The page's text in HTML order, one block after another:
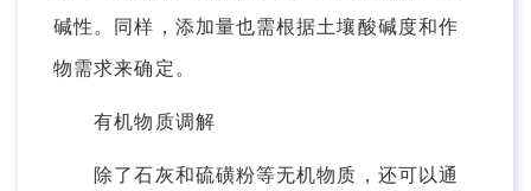
碱性。同样，添加量也需根据土壤酸碱度和作
物需求来确定。
有机物质调解
除了石灰和硫磺粉等无机物质，还可以通